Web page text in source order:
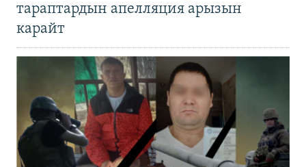
тараптардын апелляция арызын
карайт